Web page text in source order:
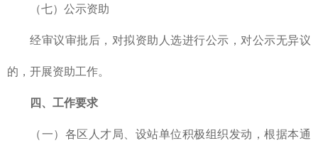
（七）公示资助
经审议审批后，对拟资助人选进行公示，对公示无异议
的，开展资助工作。
四、工作要求
（一）各区人才局、设站单位积极组织发动，根据本通